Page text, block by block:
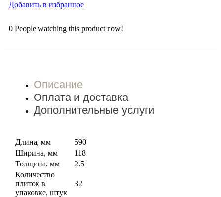
Добавить в избранное
0 People watching this product now!
Описание
Оплата и доставка
Дополнительные услуги
Длина, мм
590
Ширина, мм
118
Толщина, мм
2.5
Количество
плиток в
упаковке, штук
32